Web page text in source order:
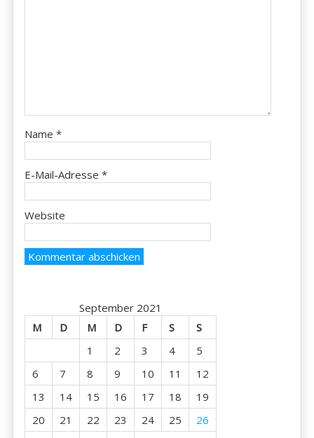
Name*
E-Mail-Adresse*
Website
September 2021
M
D M D F S
S
1
2 3 4
5
6
7 8 9 10 11
12
13
14 15 16 17 18
19
20
21 22 23 24 25
26